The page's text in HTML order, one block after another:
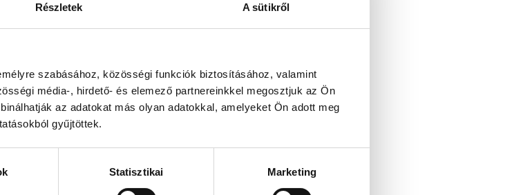
Részletek A sütikről
szabásához, közösségi funkciók biztosításához, valamint
média-, hirdető- és elemező partnereinkkel megosztjuk az Ön
az adatokat más olyan adatokkal, amelyeket Ön adott meg
gyűjtöttek.
Statisztikai Marketing
while loadingwww.bicapp.hu (see the browser console for more information)